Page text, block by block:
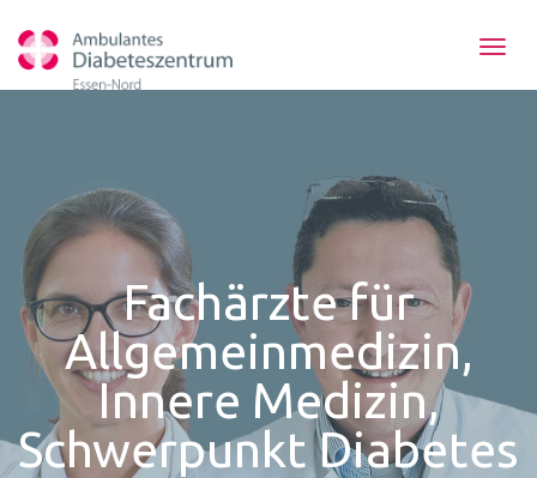
Fachärzte für
Allgemeinmedizin,
Innere Medizin,
Schwerpunkt Diabetes